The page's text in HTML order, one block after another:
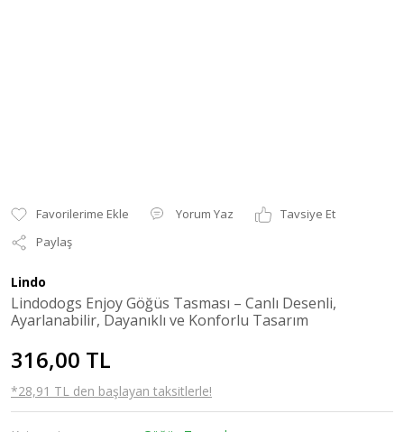
Yorum Yaz
Tavsiye Et
Paylaş
Lindo
Lindodogs Enjoy Göğüs Tasması – Canlı Desenli,
Ayarlanabilir, Dayanıklı ve Konforlu Tasarım
316,00 TL
*28,91 TL den başlayan taksitlerle!